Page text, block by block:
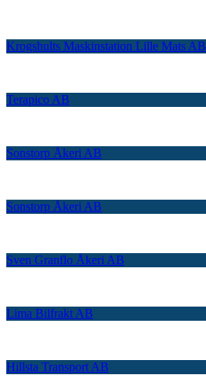
Krogshults Maskinstation Lille Mats AB
Terapico AB
Sonstorp Åkeri AB
Sonstorp Åkeri AB
Sven Granflo Åkeri AB
Lima Bilfrakt AB
Hillsta Transport AB